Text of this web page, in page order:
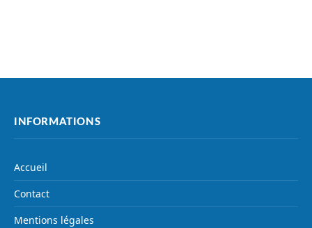
INFORMATIONS
Accueil
Contact
Mentions légales